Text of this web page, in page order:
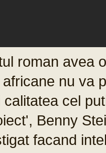
roman avea
nu va
calitatea cel
Benny
facand